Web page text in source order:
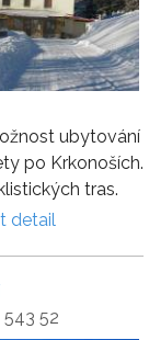
ubytování
po Krkonoších.
tras.
detail
543 52